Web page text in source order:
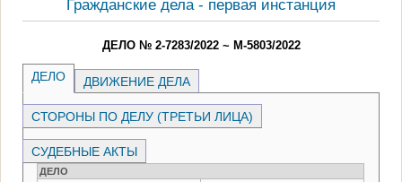
Гражданские дела - первая инстанция
ДЕЛО № 2-7283/2022 ~ М-5803/2022
ДЕЛО ДВИЖЕНИЕ ДЕЛА
СТОРОНЫ ПО ДЕЛУ (ТРЕТЬИ ЛИЦА)
СУДЕБНЫЕ АКТЫ
ДЕЛО